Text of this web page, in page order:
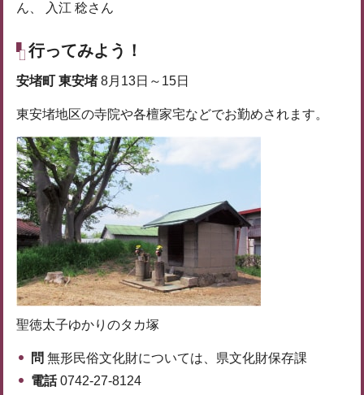
ん、 入江 稔さん
行ってみよう！
安堵町 東安堵8月13日～15日
東安堵地区の寺院や各檀家宅などでお勤めされます。
聖徳太子ゆかりのタカ塚
問 無形民俗文化財については、県文化財保存課
電話0742-27-8124